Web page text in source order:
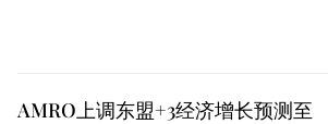
AMRO上调东盟+3经济增长预测至